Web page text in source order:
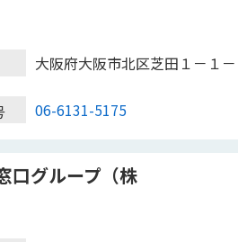
大阪府大阪市北区芝田１－１
06-6131-5175
口グループ（株